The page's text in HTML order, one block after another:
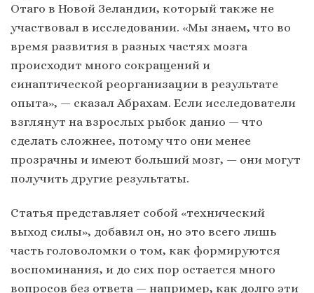
Отаго в Новой Зеландии, который также не
участвовал в исследовании. «Мы знаем, что во
время развития в разных частях мозга
происходит много сокращений и
синаптической реорганизации в результате
опыта», — сказал Абрахам. Если исследователи
взглянут на взрослых рыбок данио — что
сделать сложнее, потому что они менее
прозрачны и имеют больший мозг, — они могут
получить другие результаты.
Статья представляет собой «технический
выход силы», добавил он, но это всего лишь
часть головоломки о том, как формируются
воспоминания, и до сих пор остается много
вопросов без ответа — например, как долго эти